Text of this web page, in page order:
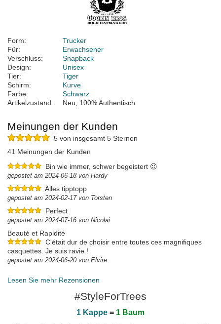
Form:
Trucker
Für:
Erwachsener
Verschluss:
Snapback
Design:
Unisex
Tier:
Tiger
Schirm:
Kurve
Farbe:
Schwarz
Artikelzustand:
Neu; 100% Authentisch
Meinungen der Kunden
5 von insgesamt 5 Sternen
41 Meinungen der Kunden
Bin wie immer, schwer begeistert 😉
gepostet am 2024-06-18 von Hardy
Alles tipptopp
gepostet am 2024-02-17 von Torsten
Perfect
gepostet am 2024-07-16 von Nicolai
Beauté et Rapidité
C'était dur de choisir entre toutes ces magnifiques
casquettes. Je suis ravie !
gepostet am 2024-06-20 von Elvire
Lesen Sie mehr Rezensionen
#StyleForTrees
1 Kappe = 1 Baum